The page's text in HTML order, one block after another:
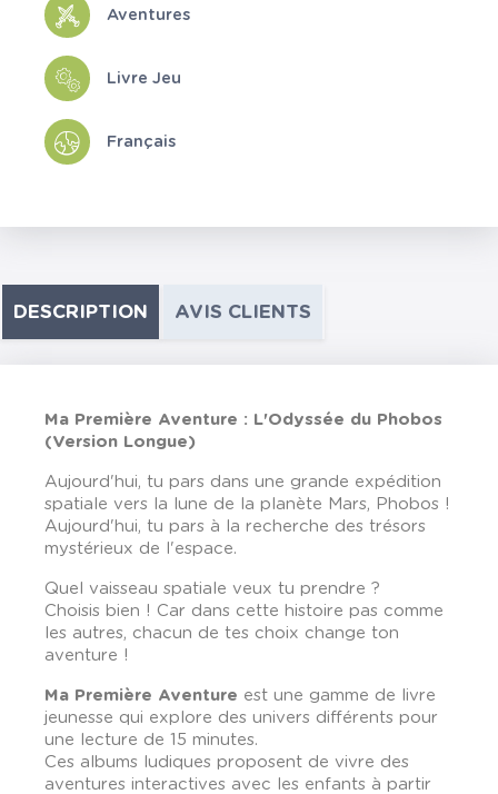
Aventures
Livre Jeu
Français
DESCRIPTION AVIS CLIENTS
Ma Première Aventure : L'Odyssée du Phobos
(Version Longue)
Aujourd'hui, tu pars dans une grande expédition
spatiale vers la lune de la planète Mars, Phobos !
Aujourd'hui, tu pars à la recherche des trésors
mystérieux de l'espace.
Quel vaisseau spatiale veux tu prendre ?
Choisis bien ! Car dans cette histoire pas comme
les autres, chacun de tes choix change ton
aventure !
Ma Première Aventure est une gamme de livre
jeunesse qui explore des univers différents pour
une lecture de 15 minutes.
Ces albums ludiques proposent de vivre des
aventures interactives avec les enfants à partir